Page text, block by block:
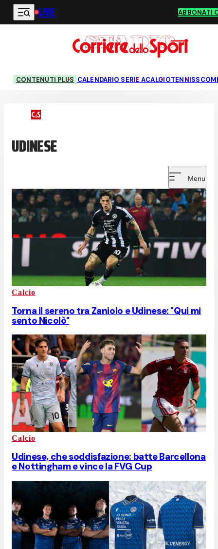
Vai al contenuto principale
LIVE ABBONATI
CONTENUTI PLUS CALENDARIO SERIE ACALCIOTENNIS
UDINESE
Menu
Calcio
Torna il sereno tra Zaniolo e Udinese: "Qui mi
sento Nicolò"
Calcio
Udinese, che soddisfazione: batte Barcellona
e Nottingham e vince la FVG Cup